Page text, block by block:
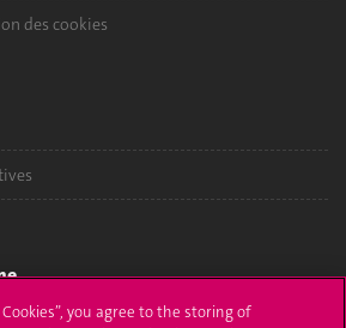
des cookies
Cookies”, you agree to the storing of